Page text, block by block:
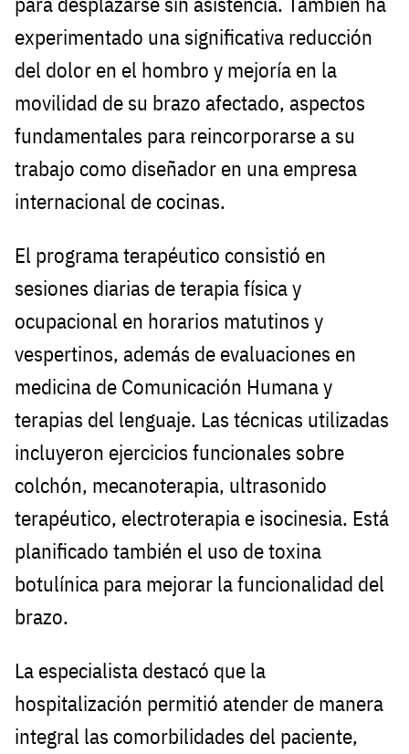
experimentado una significativa reducción
del dolor en el hombro y mejoría en la
movilidad de su brazo afectado, aspectos
fundamentales para reincorporarse a su
trabajo como diseñador en una empresa
internacional de cocinas.
El programa terapéutico consistió en
sesiones diarias de terapia física y
ocupacional en horarios matutinos y
vespertinos, además de evaluaciones en
medicina de Comunicación Humana y
terapias del lenguaje. Las técnicas utilizadas
incluyeron ejercicios funcionales sobre
colchón, mecanoterapia, ultrasonido
terapéutico, electroterapia e isocinesia. Está
planificado también el uso de toxina
botulínica para mejorar la funcionalidad del
brazo.
La especialista destacó que la
hospitalización permitió atender de manera
integral las comorbilidades del paciente,